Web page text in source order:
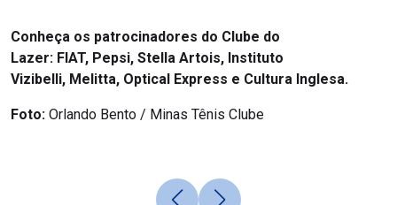
Conheça os patrocinadores do Clube do
Lazer: FIAT, Pepsi, Stella Artois, Instituto
Vizibelli, Melitta, Optical Express e Cultura Inglesa.
Foto: Orlando Bento / Minas Tênis Clube